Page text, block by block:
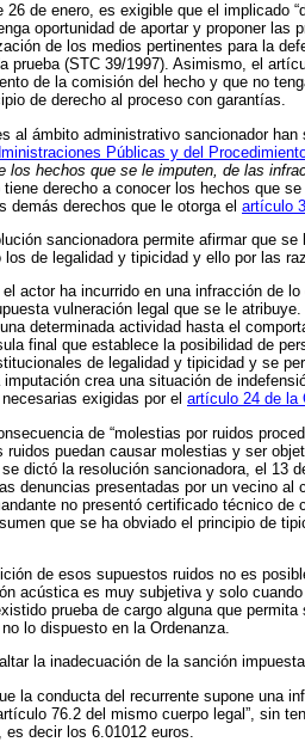
de enero, es exigible que el implicado
oportunidad de aportar y proponer
de los medios pertinentes para la
prueba (STC 39/1997). Asimismo, el
de la comisión del hecho y que no
de derecho al proceso con garantías.
al ámbito administrativo sancionador
Públicas y del
los hechos que se le imputen, de las
derecho a conocer los hechos que
demás derechos que le otorga el artículo
sancionadora permite afirmar que
de legalidad y tipicidad y ello por las
actor ha incurrido en una infracción de
vulneración legal que se le
determinada actividad hasta el
final que establece la posibilidad de
de legalidad y tipicidad y se
crea una situación de
exigidas por el artículo 24 de la
de “molestias por ruidos
ruidos puedan causar molestias y ser
dictó la resolución sancionadora, el 13
denuncias presentadas por un vecino
no presentó certificado técnico
que se ha obviado el principio de
de esos supuestos ruidos no es
acústica es muy subjetiva y solo
prueba de cargo alguna que
lo dispuesto en la Ordenanza.
la inadecuación de la sanción
la conducta del recurrente supone una
76.2 del mismo cuerpo legal”, sin
decir los 6.01012 euros.